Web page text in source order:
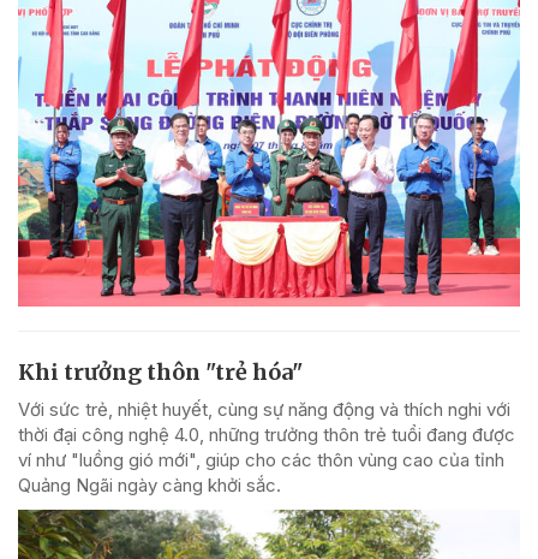
Khi trưởng thôn "trẻ hóa"
Với sức trẻ, nhiệt huyết, cùng sự năng động và thích nghi với
thời đại công nghệ 4.0, những trưởng thôn trẻ tuổi đang được
ví như "luồng gió mới", giúp cho các thôn vùng cao của tỉnh
Quảng Ngãi ngày càng khởi sắc.